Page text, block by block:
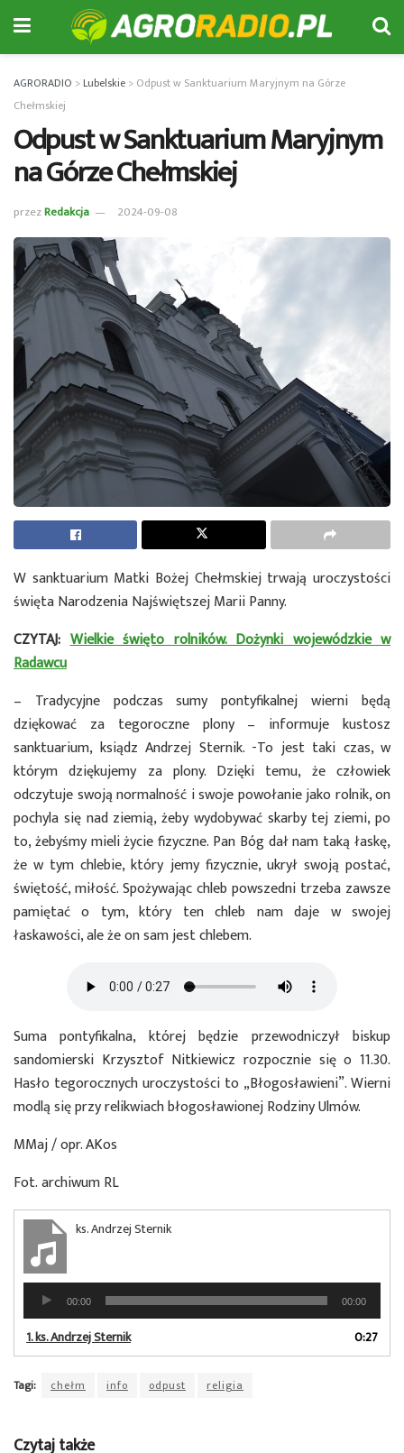
AGRORADIO >Lubelskie > Odpust w Sanktuarium Maryjnym na Górze
Chełmskiej
Odpust w Sanktuarium Maryjnym
na Górze Chełmskiej
przezRedakcja 2024-09-08
W sanktuarium Matki Bożej Chełmskiej trwają uroczystości
święta Narodzenia Najświętszej Marii Panny.
CZYTAJ:Wielkie święto rolników. Dożynki wojewódzkie w
Radawcu
– Tradycyjne podczas sumy pontyfikalnej wierni będą
dziękować za tegoroczne plony – informuje kustosz
sanktuarium, ksiądz Andrzej Sternik. -To jest taki czas, w
którym dziękujemy za plony. Dzięki temu, że człowiek
odczytuje swoją normalność i swoje powołanie jako rolnik, on
pochyla się nad ziemią, żeby wydobywać skarby tej ziemi, po
to, żebyśmy mieli życie fizyczne. Pan Bóg dał nam taką łaskę,
że w tym chlebie, który jemy fizycznie, ukrył swoją postać,
świętość, miłość. Spożywając chleb powszedni trzeba zawsze
pamiętać o tym, który ten chleb nam daje w swojej
łaskawości, ale że on sam jest chlebem.
Suma pontyfikalna, której będzie przewodniczył biskup
sandomierski Krzysztof Nitkiewicz rozpocznie się o 11.30.
Hasło tegorocznych uroczystości to „Błogosławieni”. Wierni
modlą się przy relikwiach błogosławionej Rodziny Ulmów.
MMaj / opr. AKos
Fot. archiwum RL
ks. Andrzej Sternik
Odtwarzacz
plików
dźwiękowych
00:00 00:00
1.ks. Andrzej Sternik 0:27
Tagi: chełm info odpust religia
Czytaj także